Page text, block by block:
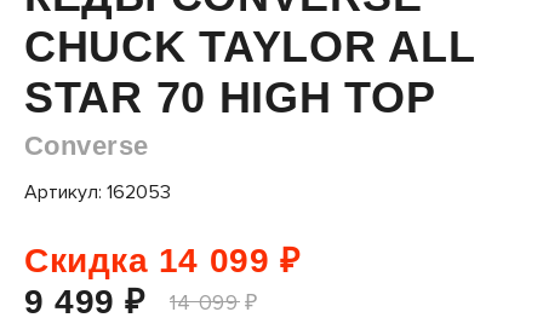
CHUCK TAYLOR ALL
STAR 70 HIGH TOP
Converse
Артикул: 162053
Скидка 14 099 ₽
9 499 ₽
14 099 ₽